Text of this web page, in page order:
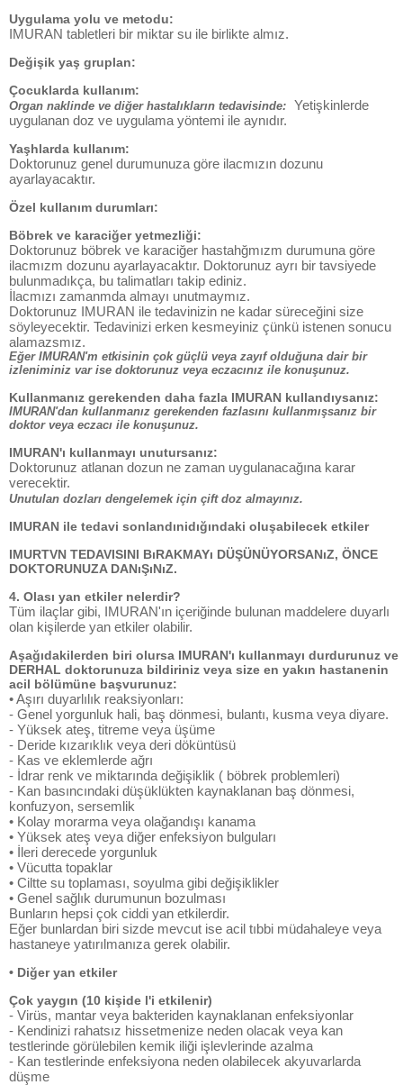
Uygulama yolu ve metodu:
IMURAN tabletleri bir miktar su ile birlikte almız.
Değişik yaş gruplan:
Çocuklarda kullanım:
Organ naklinde ve diğer hastalıkların tedavisinde: Yetişkinlerde
uygulanan doz ve uygulama yöntemi ile aynıdır.
Yaşhlarda kullanım:
Doktorunuz genel durumunuza göre ilacmızın dozunu
ayarlayacaktır.
Özel kullanım durumları:
Böbrek ve karaciğer yetmezliği:
Doktorunuz böbrek ve karaciğer hastahğmızm durumuna göre
ilacmızm dozunu ayarlayacaktır. Doktorunuz ayrı bir tavsiyede
bulunmadıkça, bu talimatları takip ediniz.
İlacmızı zamanmda almayı unutmaymız.
Doktorunuz IMURAN ile tedavinizin ne kadar süreceğini size
söyleyecektir. Tedavinizi erken kesmeyiniz çünkü istenen sonucu
alamazsmız.
Eğer IMURAN'm etkisinin çok güçlü veya zayıf olduğuna dair bir
izleniminiz var ise doktorunuz veya eczacınız ile konuşunuz.
Kullanmanız gerekenden daha fazla IMURAN kullandıysanız:
IMURAN'dan kullanmanız gerekenden fazlasını kullanmışsanız bir
doktor veya eczacı ile konuşunuz.
IMURAN'ı kullanmayı unutursanız:
Doktorunuz atlanan dozun ne zaman uygulanacağına karar
verecektir.
Unutulan dozları dengelemek için çift doz almayınız.
IMURAN ile tedavi sonlandınidığındaki oluşabilecek etkiler
IMURTVN TEDAVISINI BıRAKMAYı DÜŞÜNÜYORSANıZ, ÖNCE
DOKTORUNUZA DANıŞıNıZ.
4. Olası yan etkiler nelerdir?
Tüm ilaçlar gibi, IMURAN'ın içeriğinde bulunan maddelere duyarlı
olan kişilerde yan etkiler olabilir.
Aşağıdakilerden biri olursa IMURAN'ı kullanmayı durdurunuz ve
DERHAL doktorunuza bildiriniz veya size en yakın hastanenin
acil bölümüne başvurunuz:
• Aşırı duyarlılık reaksiyonları:
- Genel yorgunluk hali, baş dönmesi, bulantı, kusma veya diyare.
- Yüksek ateş, titreme veya üşüme
- Deride kızarıklık veya deri döküntüsü
- Kas ve eklemlerde ağrı
- İdrar renk ve miktarında değişiklik ( böbrek problemleri)
- Kan basıncındaki düşüklükten kaynaklanan baş dönmesi,
konfuzyon, sersemlik
• Kolay morarma veya olağandışı kanama
• Yüksek ateş veya diğer enfeksiyon bulguları
• İleri derecede yorgunluk
• Vücutta topaklar
• Ciltte su toplaması, soyulma gibi değişiklikler
• Genel sağlık durumunun bozulması
Bunların hepsi çok ciddi yan etkilerdir.
Eğer bunlardan biri sizde mevcut ise acil tıbbi müdahaleye veya
hastaneye yatırılmanıza gerek olabilir.
• Diğer yan etkiler
Çok yaygın (10 kişide l'i etkilenir)
- Virüs, mantar veya bakteriden kaynaklanan enfeksiyonlar
- Kendinizi rahatsız hissetmenize neden olacak veya kan
testlerinde görülebilen kemik iliği işlevlerinde azalma
- Kan testlerinde enfeksiyona neden olabilecek akyuvarlarda
düşme